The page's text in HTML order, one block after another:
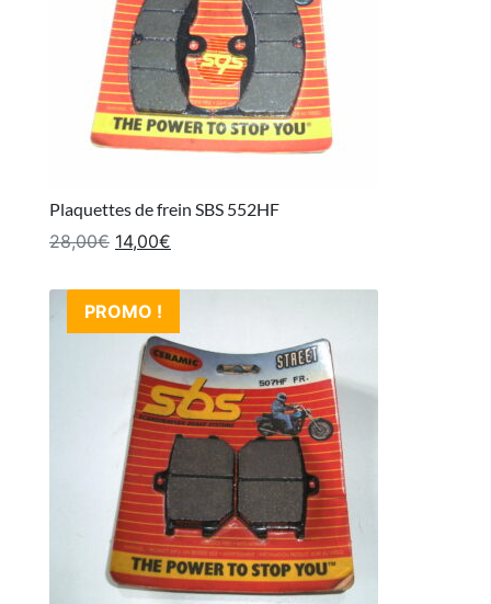
Plaquettes de frein SBS 552HF
28,00€ Le prix initial était : 28,00€.
14,00€
PROMO !